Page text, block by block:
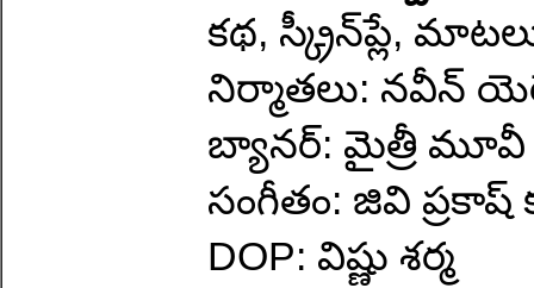
కథ, స్క్రీన్‌ప్లే,
నిర్మాతలు: నవీన్
బ్యానర్: మైత్రీ మూవీ
సంగీతం: జివి
DOP: విష్ణు శర్మ